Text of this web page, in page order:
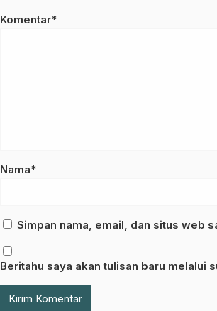
Komentar*
Nama*
Simpan nama, email, dan situs web
Beritahu saya akan tulisan baru melalui